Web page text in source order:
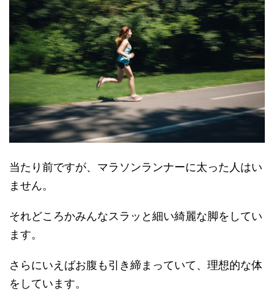
当たり前ですが、マラソンランナーに太った人はい
ません。
それどころかみんなスラッと細い綺麗な脚をしてい
ます。
さらにいえばお腹も引き締まっていて、理想的な体
をしています。